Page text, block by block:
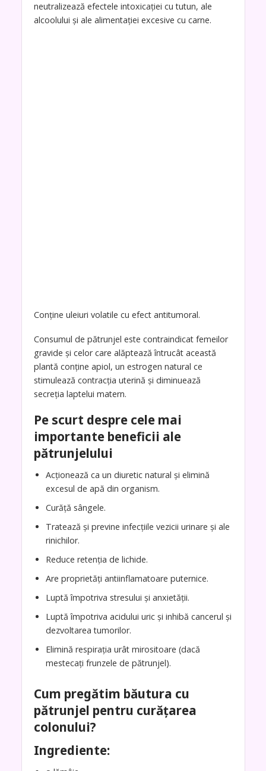
neutralizează efectele intoxicației cu tutun, ale
alcoolului și ale alimentației excesive cu carne.
Conține uleiuri volatile cu efect antitumoral.
Consumul de pătrunjel este contraindicat femeilor
gravide și celor care alăptează întrucât această
plantă conține apiol, un estrogen natural ce
stimulează contracția uterină și diminuează
secreția laptelui matern.
Pe scurt despre cele mai
importante beneficii ale
pătrunjelului
Acționează ca un diuretic natural și elimină
excesul de apă din organism.
Curăță sângele.
Tratează și previne infecțiile vezicii urinare și ale
rinichilor.
Reduce retenția de lichide.
Are proprietăți antiinflamatoare puternice.
Luptă împotriva stresului și anxietății.
Luptă împotriva acidului uric și inhibă cancerul și
dezvoltarea tumorilor.
Elimină respirația urât mirositoare (dacă
mestecați frunzele de pătrunjel).
Cum pregătim băutura cu
pătrunjel pentru curățarea
colonului?
Ingrediente: